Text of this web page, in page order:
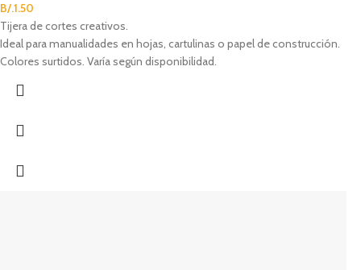
B/.1.50
Tijera de cortes creativos.
Ideal para manualidades en hojas, cartulinas o papel de construcción.
Colores surtidos. Varía según disponibilidad.